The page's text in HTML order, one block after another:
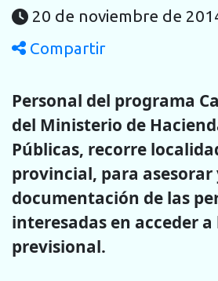
20 de noviembre de
Compartir
Personal del programa
del Ministerio de
Públicas, recorre
provincial, para asesorar
documentación de las
interesadas en acceder
previsional.